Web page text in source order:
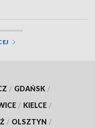
/ GDAŃSK /
/ KIELCE /
/ OLSZTYN /